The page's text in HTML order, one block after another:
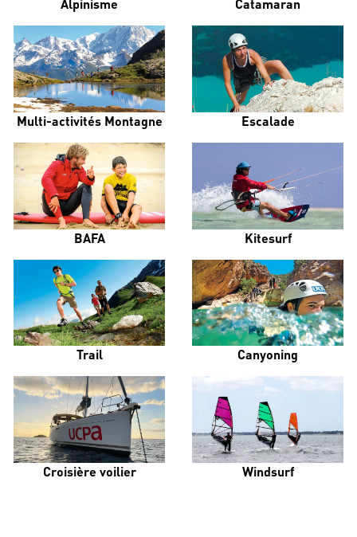
Alpinisme Catamaran
Multi-activités Montagne Escalade
BAFA Kitesurf
Trail Canyoning
Croisière voilier Windsurf